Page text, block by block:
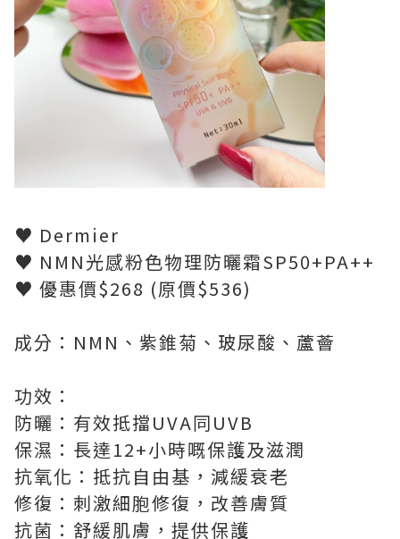
♥ Dermier
♥ NMN光感粉色物理防曬霜SP50+PA++
♥ 優惠價$268 (原價$536)
成分：NMN、紫錐菊、玻尿酸、蘆薈
功效：
防曬：有效抵擋UVA同UVB
保濕：長達12+小時嘅保護及滋潤
抗氧化：抵抗自由基，減緩衰老
修復：刺激細胞修復，改善膚質
抗菌：舒緩肌膚，提供保護